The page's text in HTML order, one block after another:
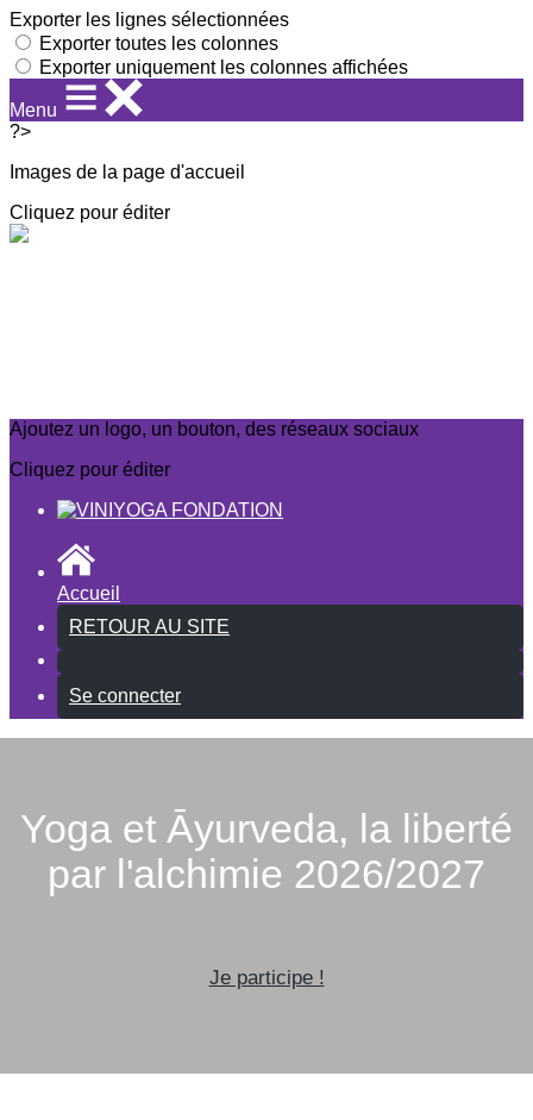
Exporter les lignes sélectionnées
Exporter toutes les colonnes
Exporter uniquement les colonnes affichées
Menu
?>
Images de la page d'accueil
Cliquez pour éditer
Ajoutez un logo, un bouton, des réseaux sociaux
Cliquez pour éditer
Accueil
RETOUR AU SITE
Se connecter
Yoga et Āyurveda, la liberté
par l'alchimie 2026/2027
Je participe !